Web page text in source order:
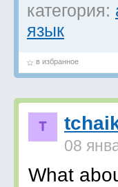
категория:
язык
в избранное
08
What